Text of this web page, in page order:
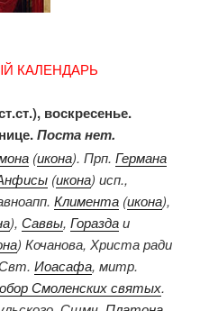
КАЛЕНДАРЬ
воскресенье.
Поста нет.
(икона). Прп. Германа
(икона) исп.,
Климента (икона),
), Саввы, Гораздаи
) Кочанова, Христа ради
Иоасафа, митр.
Смоленских святых.